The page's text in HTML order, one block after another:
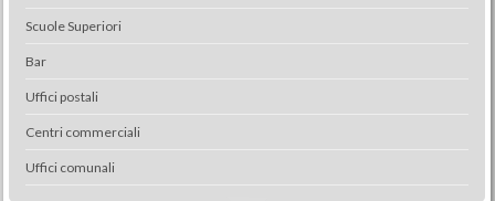
Scuole Superiori
Bar
Uffici postali
Centri commerciali
Uffici comunali